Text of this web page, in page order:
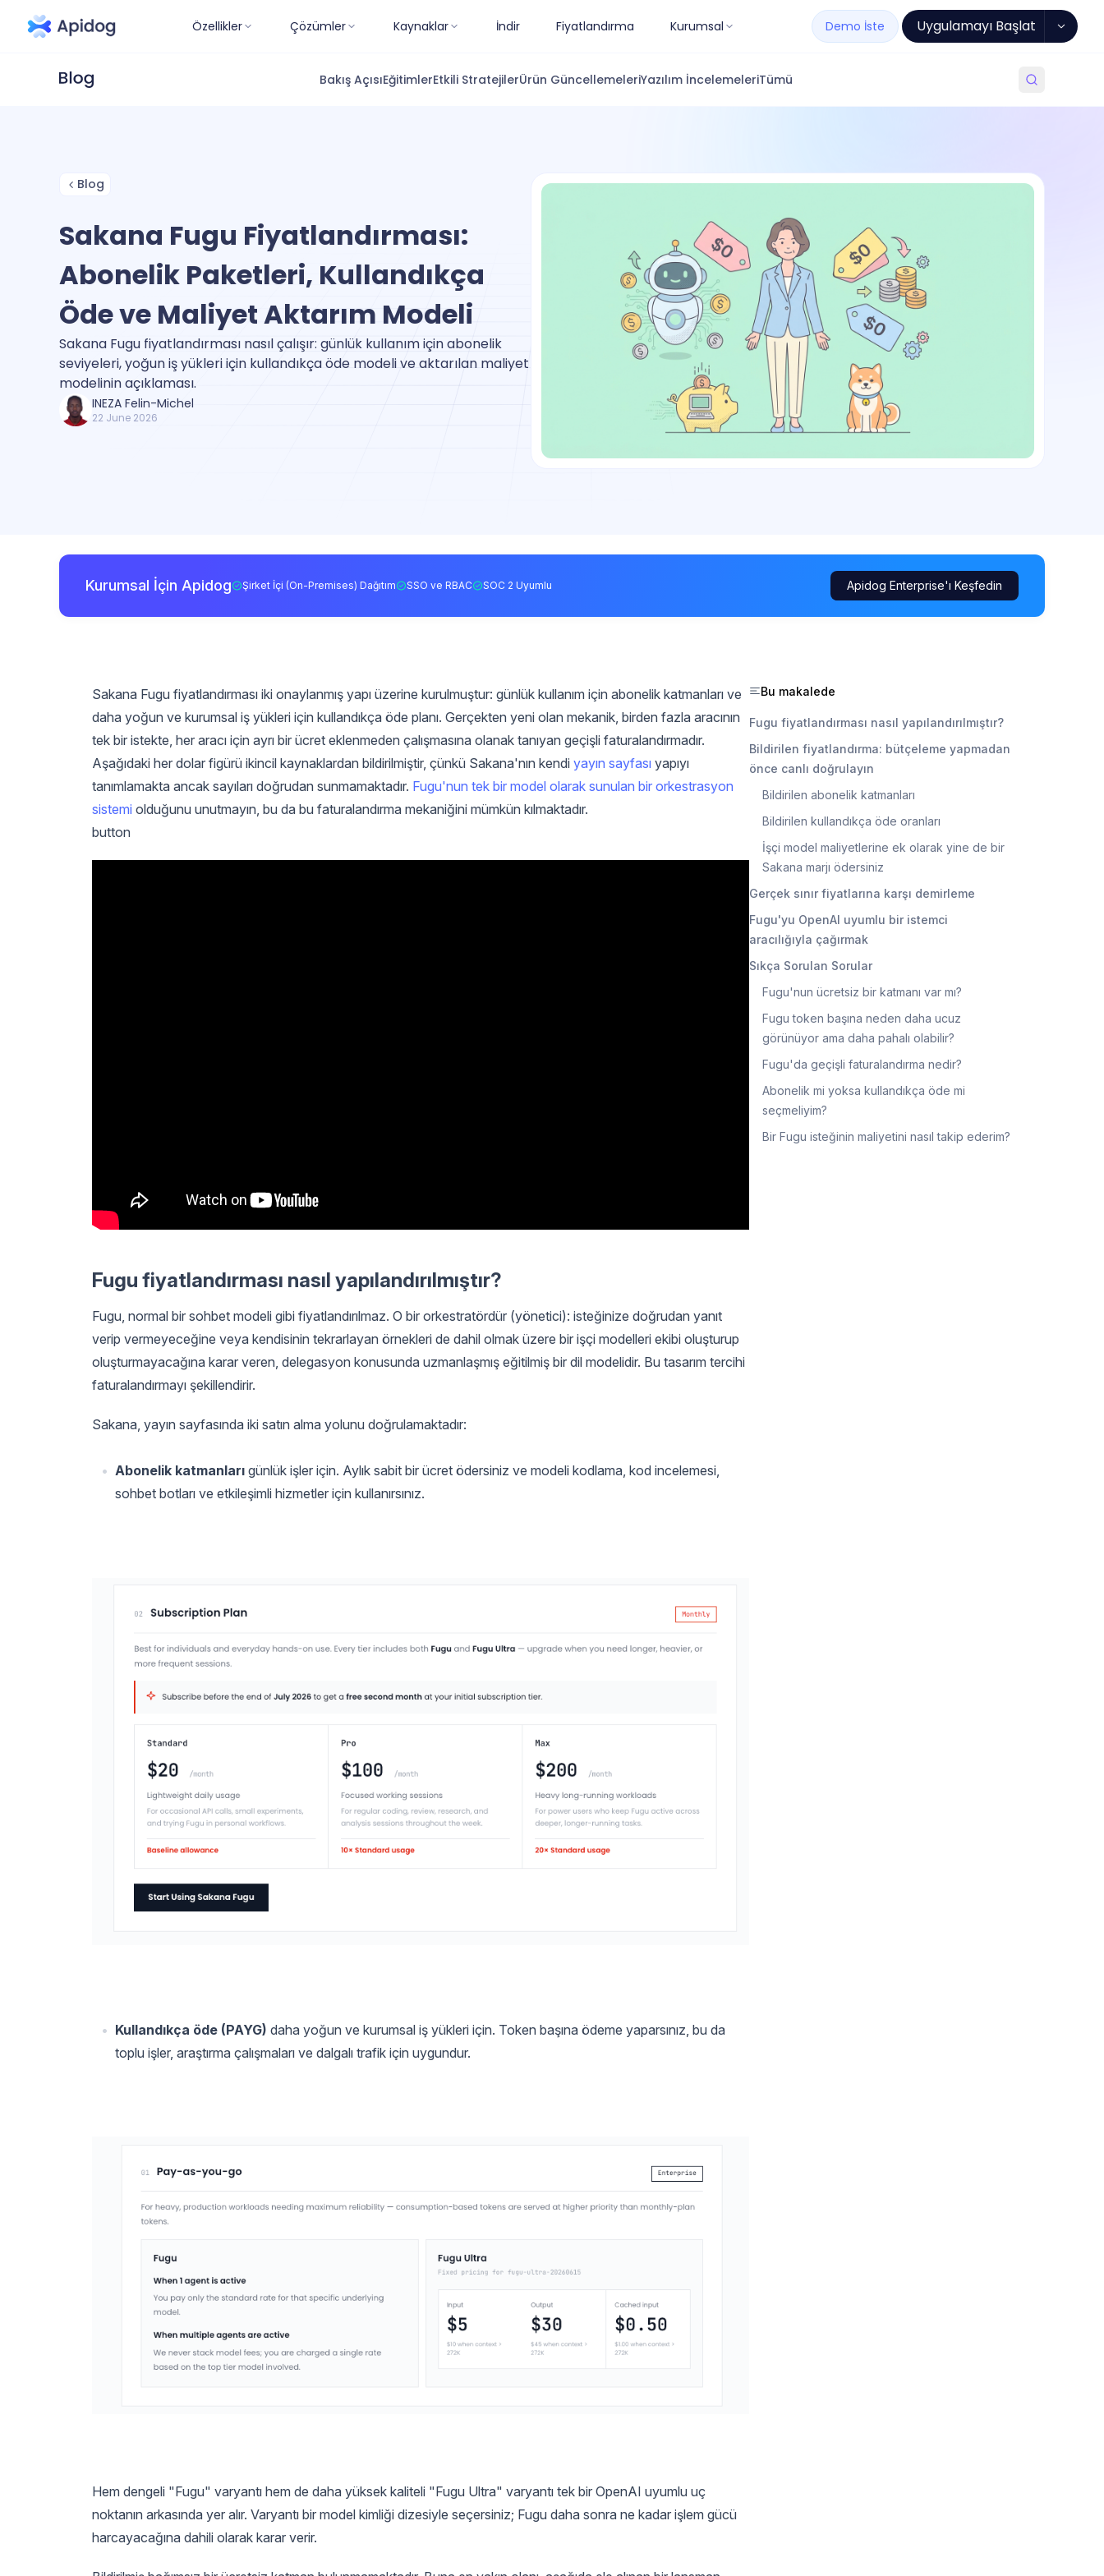
Özellikler Çözümler Kaynaklar İndir Fiyatlandırma Kurumsal Demo İste Uygulamayı Başlat
Bakış AçısıEğitimlerEtkili StratejilerÜrün GüncellemeleriYazılım İncelemeleriTümü
Blog
Sakana Fugu Fiyatlandırması:
Abonelik Paketleri, Kullandıkça
Öde ve Maliyet Aktarım Modeli
Sakana Fugu fiyatlandırması nasıl çalışır: günlük kullanım için abonelik
seviyeleri, yoğun iş yükleri için kullandıkça öde modeli ve aktarılan maliyet
modelinin açıklaması.
INEZA Felin-Michel
22 June 2026
Kurumsal İçin Apidog Şirket İçi (On-Premises) Dağıtım SSO ve RBAC SOC 2 Uyumlu Apidog Enterprise'ı Keşfedin
Sakana Fugu fiyatlandırması iki onaylanmış yapı üzerine kurulmuştur: günlük kullanım için abonelik katmanları ve
daha yoğun ve kurumsal iş yükleri için kullandıkça öde planı. Gerçekten yeni olan mekanik, birden fazla aracının
tek bir istekte, her aracı için ayrı bir ücret eklenmeden çalışmasına olanak tanıyan geçişli faturalandırmadır.
Aşağıdaki her dolar figürü ikincil kaynaklardan bildirilmiştir, çünkü Sakana'nın kendi yayın sayfası yapıyı
tanımlamakta ancak sayıları doğrudan sunmamaktadır. Fugu'nun tek bir model olarak sunulan bir orkestrasyon
sistemi olduğunu unutmayın, bu da bu faturalandırma mekaniğini mümkün kılmaktadır.
button
Fugu fiyatlandırması nasıl yapılandırılmıştır?
Fugu, normal bir sohbet modeli gibi fiyatlandırılmaz. O bir orkestratördür (yönetici): isteğinize doğrudan yanıt
verip vermeyeceğine veya kendisinin tekrarlayan örnekleri de dahil olmak üzere bir işçi modelleri ekibi oluşturup
oluşturmayacağına karar veren, delegasyon konusunda uzmanlaşmış eğitilmiş bir dil modelidir. Bu tasarım tercihi
faturalandırmayı şekillendirir.
Sakana, yayın sayfasında iki satın alma yolunu doğrulamaktadır:
Abonelik katmanları günlük işler için. Aylık sabit bir ücret ödersiniz ve modeli kodlama, kod incelemesi,
sohbet botları ve etkileşimli hizmetler için kullanırsınız.
Kullandıkça öde (PAYG) daha yoğun ve kurumsal iş yükleri için. Token başına ödeme yaparsınız, bu da
toplu işler, araştırma çalışmaları ve dalgalı trafik için uygundur.
Hem dengeli "Fugu" varyantı hem de daha yüksek kaliteli "Fugu Ultra" varyantı tek bir OpenAI uyumlu uç
noktanın arkasında yer alır. Varyantı bir model kimliği dizesiyle seçersiniz; Fugu daha sonra ne kadar işlem gücü
harcayacağına dahili olarak karar verir.
Bu makalede
Fugu fiyatlandırması nasıl yapılandırılmıştır?
Bildirilen fiyatlandırma: bütçeleme yapmadan
önce canlı doğrulayın
Bildirilen abonelik katmanları
Bildirilen kullandıkça öde oranları
İşçi model maliyetlerine ek olarak yine de bir
Sakana marjı ödersiniz
Gerçek sınır fiyatlarına karşı demirleme
Fugu'yu OpenAI uyumlu bir istemci
aracılığıyla çağırmak
Sıkça Sorulan Sorular
Fugu'nun ücretsiz bir katmanı var mı?
Fugu token başına neden daha ucuz
görünüyor ama daha pahalı olabilir?
Fugu'da geçişli faturalandırma nedir?
Abonelik mi yoksa kullandıkça öde mi
seçmeliyim?
Bir Fugu isteğinin maliyetini nasıl takip ederim?